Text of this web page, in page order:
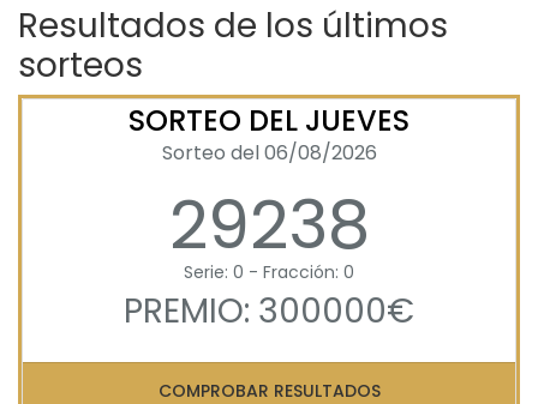
Resultados de los últimos
sorteos
SORTEO DEL JUEVES
Sorteo del 06/08/2026
29238
Serie: 0 - Fracción: 0
PREMIO: 300000€
COMPROBAR RESULTADOS